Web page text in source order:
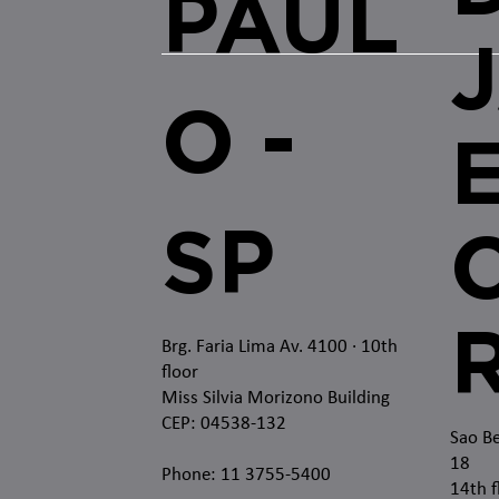
Brg. Faria Lima Av. 4100 · 10th
floor
Miss Silvia Morizono Building
CEP: 04538-132
Phone: 11 3755-5400
PAUL
O -
SP
Sao
18
14th